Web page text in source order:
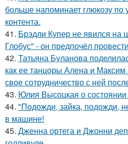
больше напоминает глюкозу
контента.
41. Брэдли Купер не явился на
Глобус" - он предпочёл
42. Татьяна Буланова
как ее танцоры Алена и
свое сотрудничество с ней
43. Юлия Высоцкая о состоянии
44. "Подожди, зайка, подожди,
в машине!
45. Дженна ортега и Джонни